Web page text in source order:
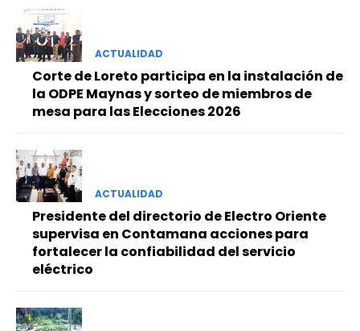
ACTUALIDAD
Corte de Loreto participa en la instalación de
la ODPE Maynas y sorteo de miembros de
mesa para las Elecciones 2026
ACTUALIDAD
Presidente del directorio de Electro Oriente
supervisa en Contamana acciones para
fortalecer la confiabilidad del servicio
eléctrico